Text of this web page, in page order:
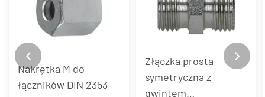
Nakrętka M do
łączników DIN 2353
Złączka prosta
symetryczna z
gwintem